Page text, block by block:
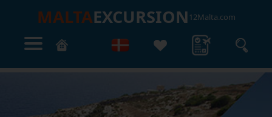
MALTAEXCURSION 12Malta.com